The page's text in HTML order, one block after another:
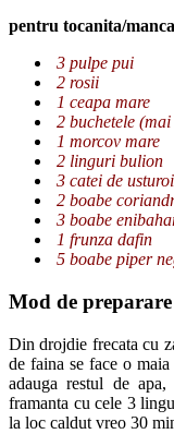
pentru tocanita/
3 pulpe pui
2 rosii
1 ceapa mare
2 buchetele
1 morcov mare
2 linguri bulion
3 catei de usturoi
2 boabe
3 boabe
1 frunza dafin
5 boabe piper
Mod de
Din drojdie frecata cu
de faina se face o
adauga restul de
framanta cu cele 3
la loc caldut vreo 30